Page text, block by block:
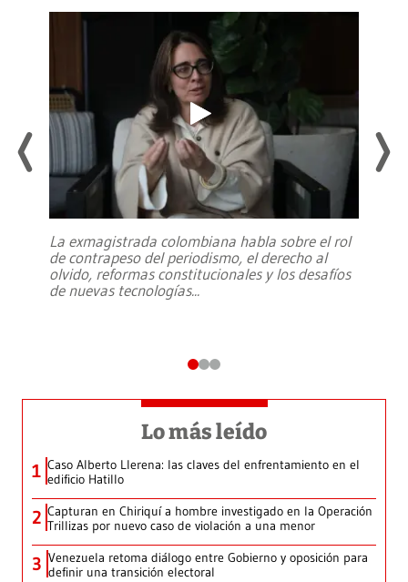
La exmagistrada colombiana habla sobre el rol
de contrapeso del periodismo, el derecho al
olvido, reformas constitucionales y los desafíos
de nuevas tecnologías...
Lo más leído
1 Caso Alberto Llerena: las claves del enfrentamiento en el
edificio Hatillo
2 Capturan en Chiriquí a hombre investigado en la Operación
Trillizas por nuevo caso de violación a una menor
3 Venezuela retoma diálogo entre Gobierno y oposición para
definir una transición electoral